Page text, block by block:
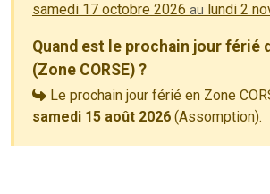
samedi 17 octobre 2026 au lundi 2
Quand est le prochain jour férié
(Zone CORSE) ?
Le prochain jour férié en Zone
samedi 15 août 2026 (Assomption).